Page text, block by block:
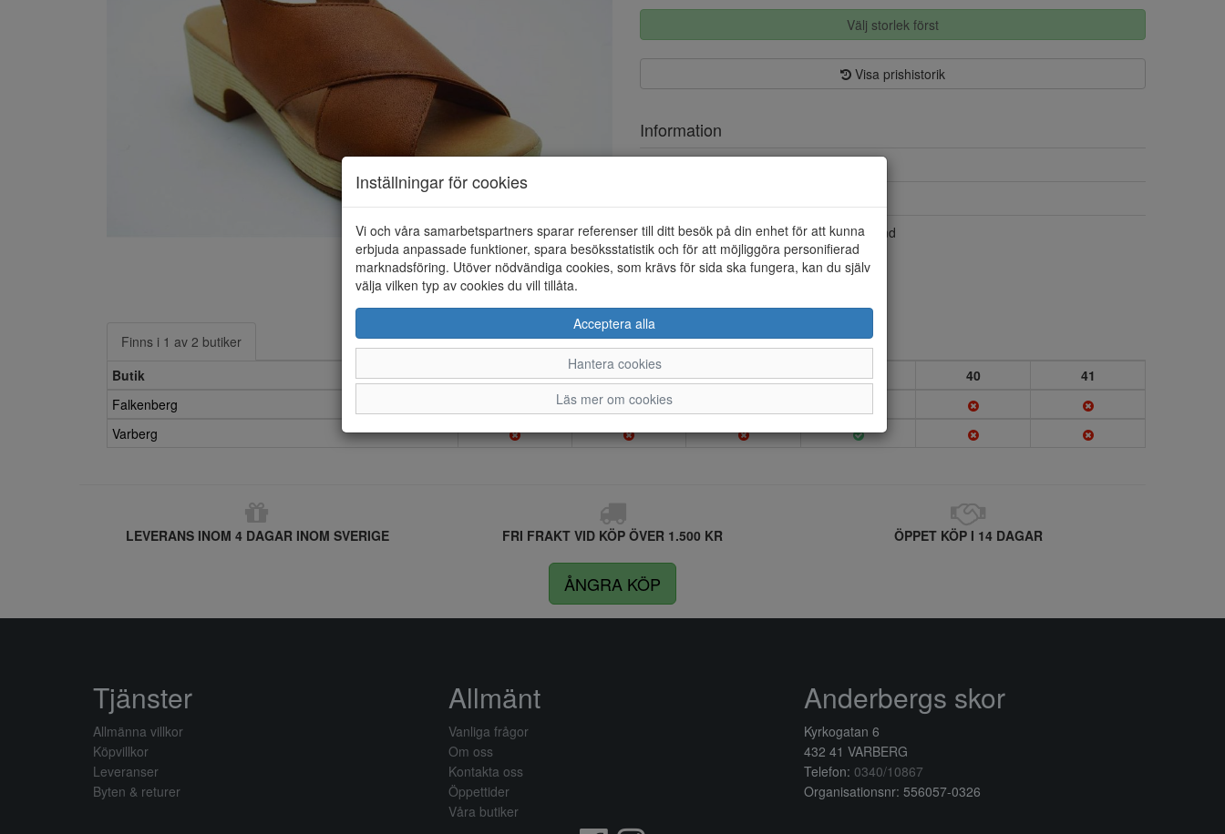
Välj storlek först
Visa prishistorik
Information
Övrigt
Kardborrband
Finns i 1 av 2 butiker
Butik
36 37 38 39 40
41
Falkenberg
Varberg
LEVERANS INOM 4 DAGAR INOM SVERIGE FRI FRAKT VID KÖP ÖVER 1.500 KR ÖPPET KÖP I 14 DAGAR
ÅNGRA KÖP
Inställningar för cookies
Vi och våra samarbetspartners sparar referenser till ditt besök på din enhet för att kunna
erbjuda anpassade funktioner, spara besöksstatistik och för att möjliggöra personifierad
marknadsföring. Utöver nödvändiga cookies, som krävs för sida ska fungera, kan du själv
välja vilken typ av cookies du vill tillåta.
Acceptera alla
Hantera cookies
Läs mer om cookies
Tjänster
Allmänna villkor
Köpvillkor
Leveranser
Byten & returer
Allmänt
Vanliga frågor
Om oss
Kontakta oss
Öppettider
Våra butiker
Anderbergs skor
Kyrkogatan 6
432 41 VARBERG
Telefon: 0340/10867
Organisationsnr: 556057-0326